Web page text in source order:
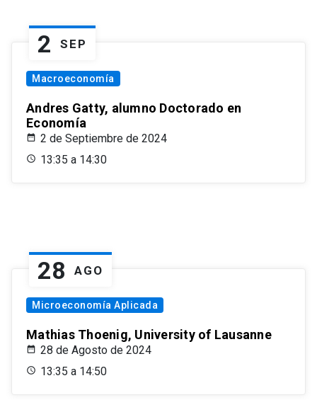
2 SEP
Macroeconomía
Andres Gatty, alumno Doctorado en
Economía
2 de Septiembre de 2024
13:35 a 14:30
28 AGO
Microeconomía Aplicada
Mathias Thoenig, University of Lausanne
28 de Agosto de 2024
13:35 a 14:50